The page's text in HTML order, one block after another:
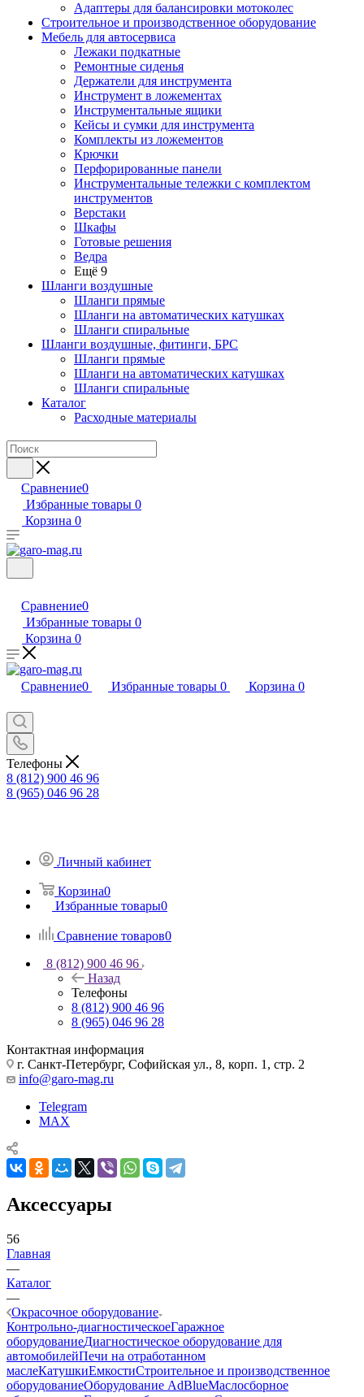
Адаптеры для балансировки мотоколес
Строительное и производственное оборудование
Мебель для автосервиса
Лежаки подкатные
Ремонтные сиденья
Держатели для инструмента
Инструмент в ложементах
Инструментальные ящики
Кейсы и сумки для инструмента
Комплекты из ложементов
Крючки
Перфорированные панели
Инструментальные тележки с комплектом
инструментов
Верстаки
Шкафы
Готовые решения
Ведра
Ещё 9
Шланги воздушные
Шланги прямые
Шланги на автоматических катушках
Шланги спиральные
Шланги воздушные, фитинги, БРС
Шланги прямые
Шланги на автоматических катушках
Шланги спиральные
Каталог
Расходные материалы
Сравнение0
Избранные товары 0
Корзина 0
Сравнение0
Избранные товары 0
Корзина 0
Сравнение0 Избранные товары 0 Корзина 0
Телефоны
8 (812) 900 46 96
8 (965) 046 96 28
Личный кабинет
Корзина0
Избранные товары0
Сравнение товаров0
8 (812) 900 46 96
Назад
Телефоны
8 (812) 900 46 96
8 (965) 046 96 28
Контактная информация
г. Санкт-Петербург, Софийская ул., 8, корп. 1, стр. 2
info@garo-mag.ru
Telegram
MAX
Аксессуары
56
Главная
—
Каталог
—
Окрасочное оборудование
Контрольно-диагностическоеГаражное
оборудованиеДиагностическое оборудование для
автомобилейПечи на отработанном
маслеКатушкиЕмкостиСтроительное и производственное
оборудованиеОборудование AdBlueМаслосборное